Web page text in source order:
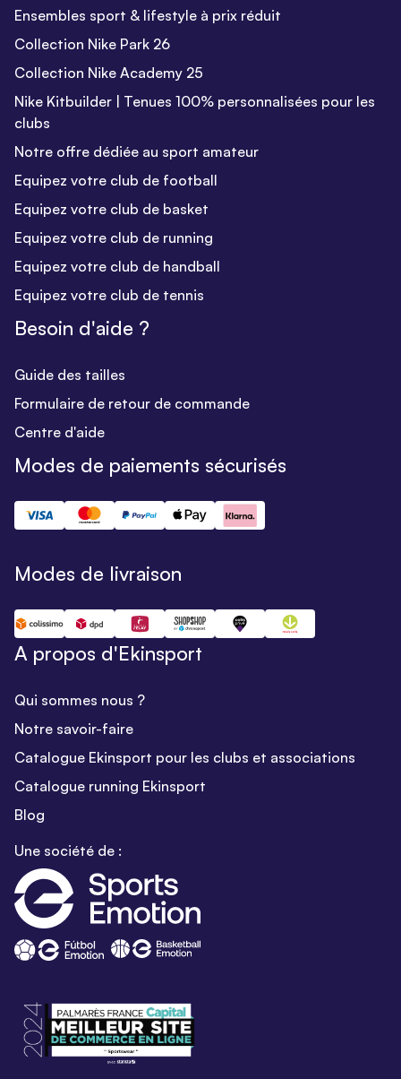
Ensembles sport & lifestyle à prix réduit
Collection Nike Park 26
Collection Nike Academy 25
Nike Kitbuilder | Tenues 100% personnalisées pour les
clubs
Notre offre dédiée au sport amateur
Equipez votre club de football
Equipez votre club de basket
Equipez votre club de running
Equipez votre club de handball
Equipez votre club de tennis
Besoin d'aide ?
Guide des tailles
Formulaire de retour de commande
Centre d'aide
Modes de paiements sécurisés
Modes de livraison
A propos d'Ekinsport
Qui sommes nous ?
Notre savoir-faire
Catalogue Ekinsport pour les clubs et associations
Catalogue running Ekinsport
Blog
Une société de :